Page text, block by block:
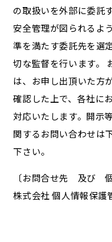
の取扱いを外部に委託
安全管理が図られるよ
準を満たす委託先を選
切な監督を行います。
は、お申し出頂いた方
確認した上で、各社に
対応いたします。開示
関するお問い合わせは
下さい。
〔お問合せ先 及び
株式会社 個人情報保